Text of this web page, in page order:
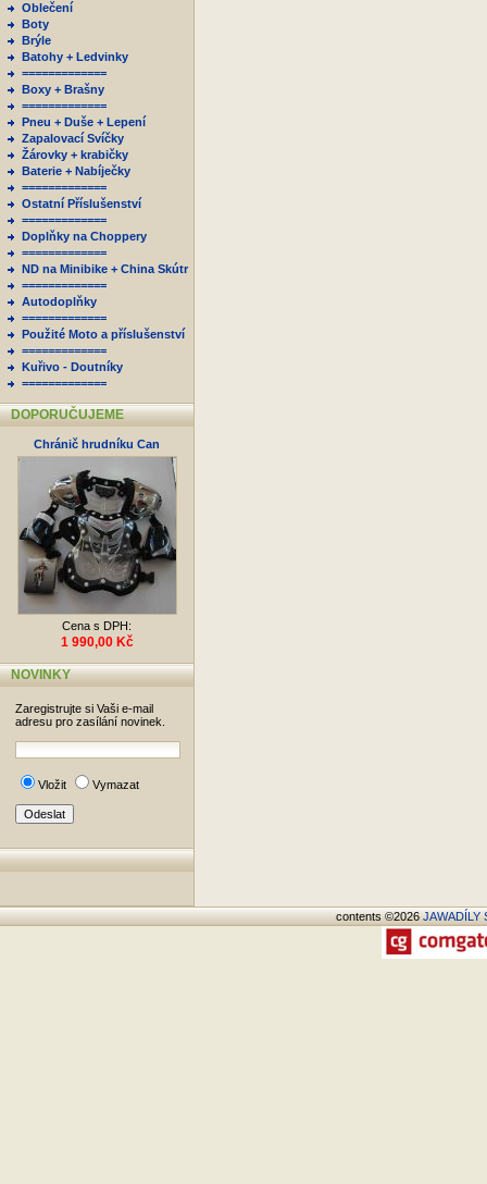
Oblečení
Boty
Brýle
Batohy + Ledvinky
=============
Boxy + Brašny
=============
Pneu + Duše + Lepení
Zapalovací Svíčky
Žárovky + krabičky
Baterie + Nabíječky
=============
Ostatní Příslušenství
=============
Doplňky na Choppery
=============
ND na Minibike + China Skútr
=============
Autodoplňky
=============
Použité Moto a příslušenství
=============
Kuřivo - Doutníky
=============
DOPORUČUJEME
Chránič hrudníku Can
Cena s DPH:
1 990,00 Kč
NOVINKY
Zaregistrujte si Vaši e-mail
adresu pro zasílání novinek.
Vložit Vymazat
contents ©2026JAWADÍLY